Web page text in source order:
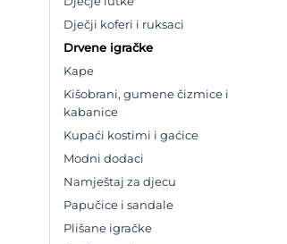
Dječji koferi i ruksaci
Drvene igračke
Kape
Kišobrani, gumene čizmice i
kabanice
Kupaći kostimi i gaćice
Modni dodaci
Namještaj za djecu
Papučice i sandale
Plišane igračke